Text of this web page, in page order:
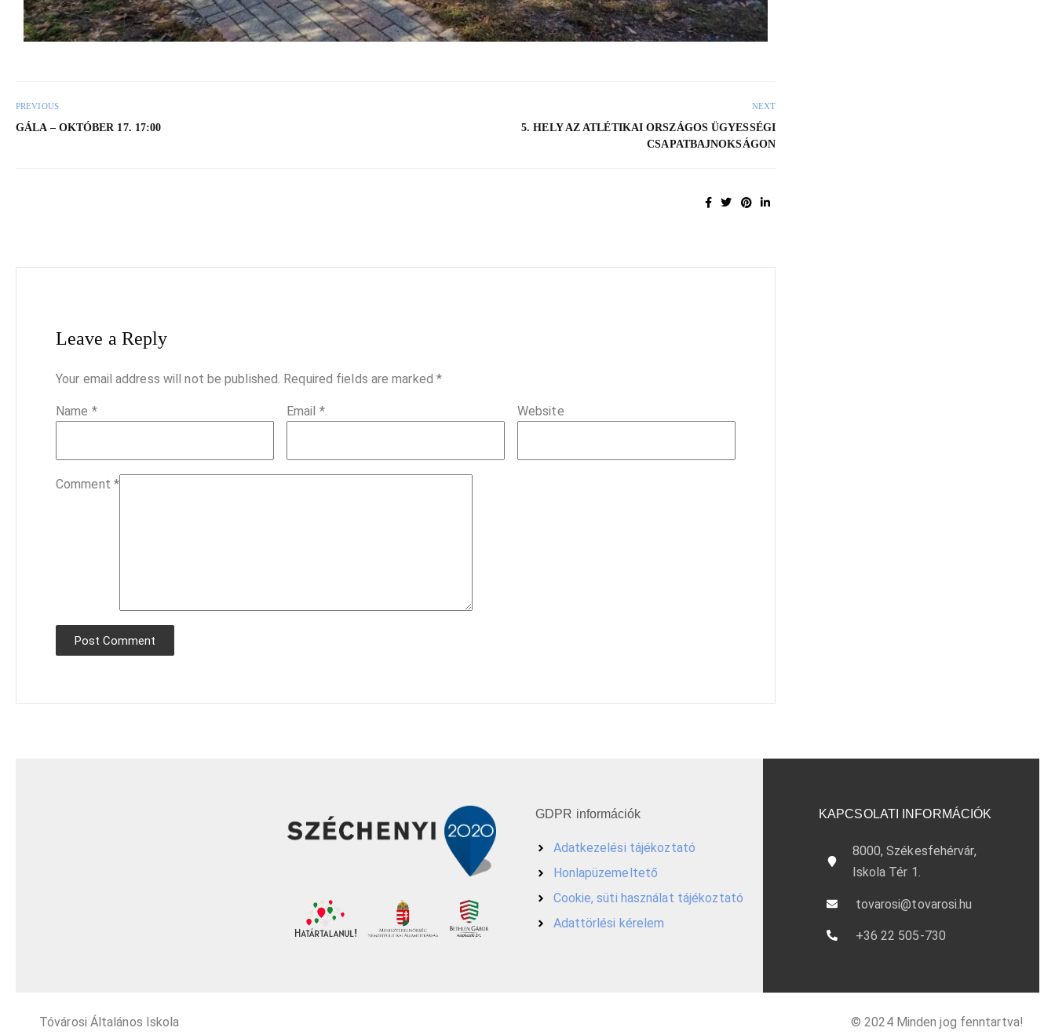
PREVIOUS
GÁLA – OKTÓBER 17. 17:00
NEXT
5. HELY AZ ATLÉTIKAI ORSZÁGOS ÜGYESSÉGI
CSAPATBAJNOKSÁGON
Leave a Reply
Your email address will not be published. Required fields are marked *
Name * Email * Website
Comment *
GDPR információk
Adatkezelési tájékoztató
Honlapüzemeltető
Cookie, süti használat tájékoztató
Adattörlési kérelem
KAPCSOLATI INFORMÁCIÓK
8000, Székesfehérvár,
Iskola Tér 1.
tovarosi@tovarosi.hu
+36 22 505-730
Tóvárosi Általános Iskola © 2024 Minden jog fenntartva!